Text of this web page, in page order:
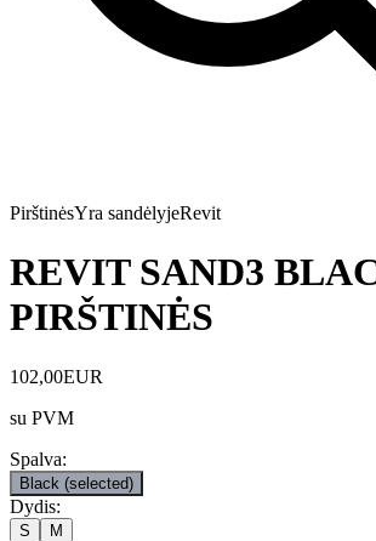
PirštinėsYra sandėlyjeRevit
REVIT SAND3
PIRŠTINĖS
102,00EUR
su PVM
Spalva:
Black (selected)
Dydis:
S M